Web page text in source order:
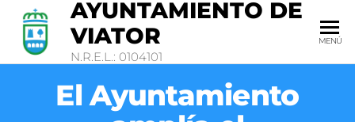
AYUNTAMIENTO DE
VIATOR
N.R.E.L.: 0104101
MENÚ
El Ayuntamiento